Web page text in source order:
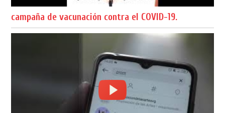
campaña de vacunación contra el COVID-19.